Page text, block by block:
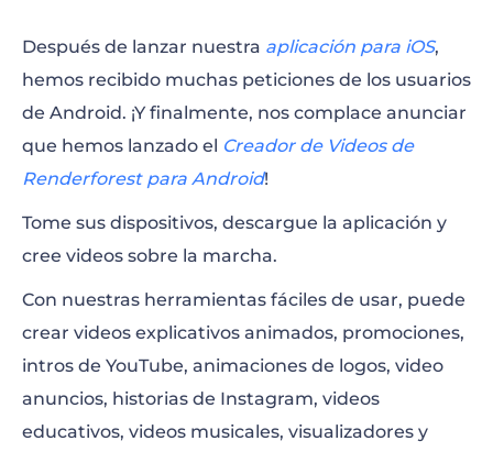
Después de lanzar nuestra aplicación para iOS,
hemos recibido muchas peticiones de los usuarios
de Android. ¡Y finalmente, nos complace anunciar
que hemos lanzado el Creador de Videos de
Renderforest para Android!
Tome sus dispositivos, descargue la aplicación y
cree videos sobre la marcha.
Con nuestras herramientas fáciles de usar, puede
crear videos explicativos animados, promociones,
intros de YouTube, animaciones de logos, video
anuncios, historias de Instagram, videos
educativos, videos musicales, visualizadores y